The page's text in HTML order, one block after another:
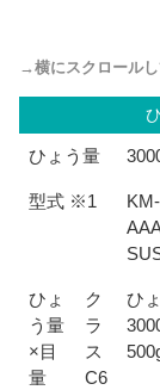
ひょう量
型式 ※1
ひょ
う量
×目
量
ク
ラ
ス
C6
ひ